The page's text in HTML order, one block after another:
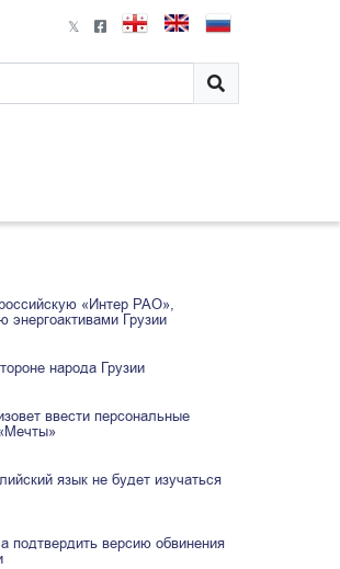
«Интер РАО»,
Грузии
народа Грузии
ввести персональные
язык не будет изучаться
подтвердить версию обвинения